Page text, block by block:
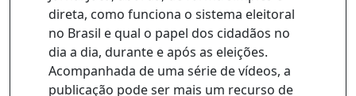
direta, como funciona o sistema eleitoral
no Brasil e qual o papel dos cidadãos no
dia a dia, durante e após as eleições.
Acompanhada de uma série de vídeos, a
publicação pode ser mais um recurso de